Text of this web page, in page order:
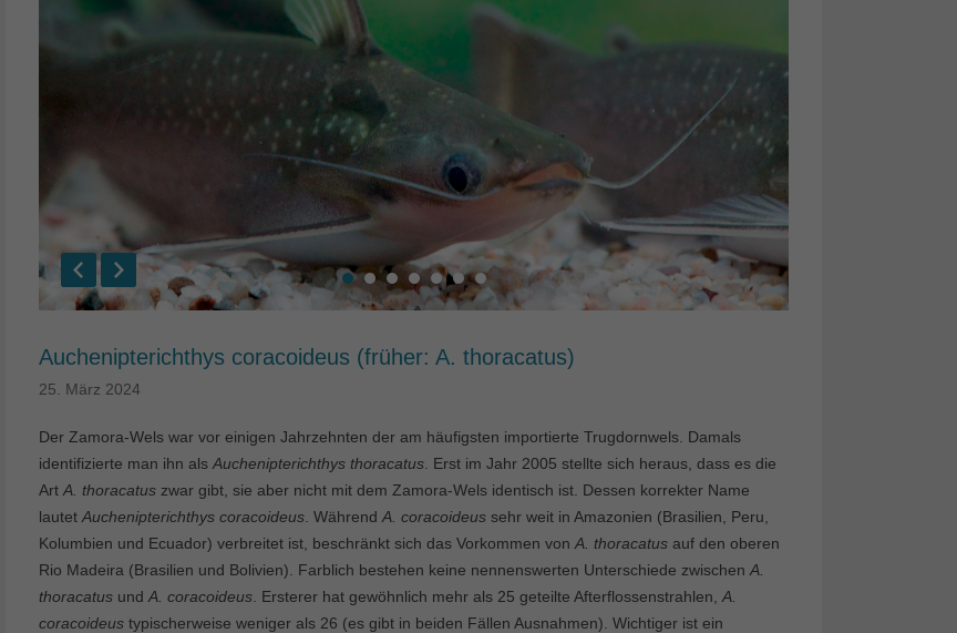
Auchenipterichthys coracoideus (früher: A. thoracatus)
25. März 2024
Der Zamora-Wels war vor einigen Jahrzehnten der am häufigsten importierte Trugdornwels. Damals
identifizierte man ihn als Auchenipterichthys thoracatus . Erst im Jahr 2005 stellte sich heraus, dass es die
Art A. thoracatus zwar gibt, sie aber nicht mit dem Zamora-Wels identisch ist. Dessen korrekter Name
lautet Auchenipterichthys coracoideus . Während A. coracoideus sehr weit in Amazonien (Brasilien, Peru,
Kolumbien und Ecuador) verbreitet ist, beschränkt sich das Vorkommen von A. thoracatus auf den oberen
Rio Madeira (Brasilien und Bolivien). Farblich bestehen keine nennenswerten Unterschiede zwischen A.
thoracatus und A. coracoideus . Ersterer hat gewöhnlich mehr als 25 geteilte Afterflossenstrahlen, A.
coracoideus typischerweise weniger als 26 (es gibt in beiden Fällen Ausnahmen). Wichtiger ist ein